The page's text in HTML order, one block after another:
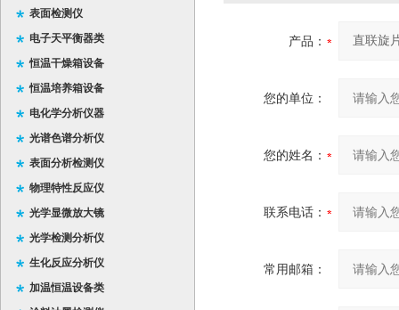
表面检测仪
电子天平衡器类
恒温干燥箱设备
恒温培养箱设备
电化学分析仪器
光谱色谱分析仪
表面分析检测仪
物理特性反应仪
光学显微放大镜
光学检测分析仪
生化反应分析仪
加温恒温设备类
产品：
您的单位：
您的姓名：
联系电话：
常用邮箱：